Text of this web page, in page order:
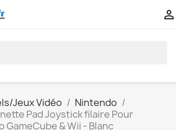

Jeux Vidéo
Nintendo
Pad Joystick filaire Pour
& Wii - Blanc